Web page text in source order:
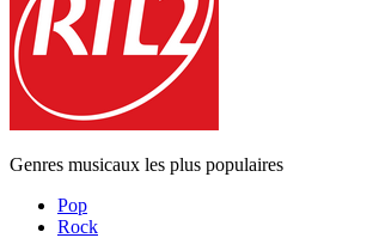
Genres musicaux les plus populaires
Pop
Rock